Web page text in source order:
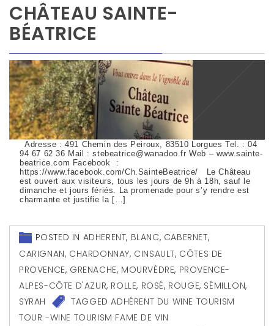
CHÂTEAU SAINTE-
BÉATRICE
Adresse : 491 Chemin des Peiroux, 83510 Lorgues Tel. : 04
94 67 62 36 Mail : stebeatrice@wanadoo.fr Web – www.sainte-
beatrice.com Facebook :
https://www.facebook.com/Ch.SainteBeatrice/ Le Château
est ouvert aux visiteurs, tous les jours de 9h à 18h, sauf le
dimanche et jours fériés. La promenade pour s’y rendre est
charmante et justifie la […]
POSTED IN ADHERENT, BLANC, CABERNET,
CARIGNAN, CHARDONNAY, CINSAULT, CÔTES DE
PROVENCE, GRENACHE, MOURVÈDRE, PROVENCE-
ALPES-CÔTE D'AZUR, ROLLE, ROSÉ, ROUGE, SÉMILLON,
SYRAH
TAGGEDADHÉRENT DU WINE TOURISM
TOUR -WINE TOURISM FAME DE VIN